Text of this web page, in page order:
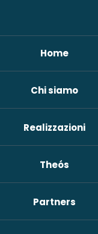
Home
Chi siamo
Realizzazioni
Theós
Partners